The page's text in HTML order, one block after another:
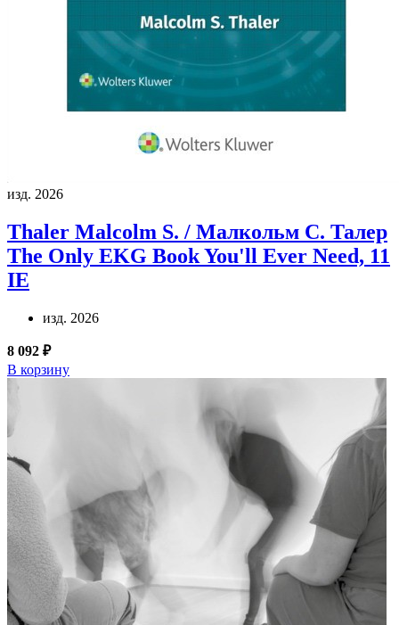
изд. 2026
Thaler Malcolm S. / Малкольм С. Талер
The Only EKG Book You'll Ever Need, 11
IE
изд. 2026
8 092 ₽
В корзину